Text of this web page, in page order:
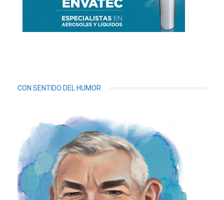
CON SENTIDO DEL HUMOR